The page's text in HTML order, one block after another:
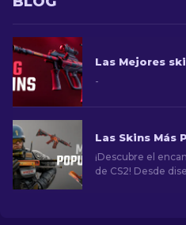
-
¡Descubre el
de CS2! Desde